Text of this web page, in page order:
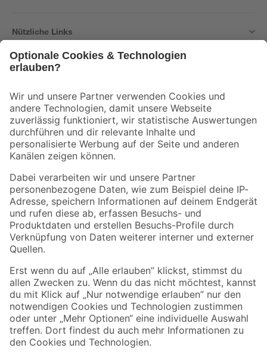
Nützliche Links
Der toom Newsletter: Keine Angebote und Aktionen mehr verpassen!
Zur Newsletter Anmeldung
Folge uns
Zahlungsarten Versandarten
Sicher einkaufen
Jetzt die toom-App herunterladen